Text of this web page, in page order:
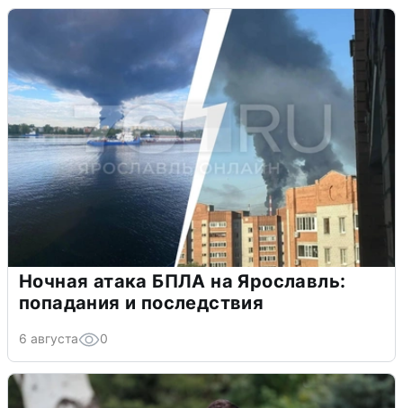
Ночная атака БПЛА на Ярославль:
попадания и последствия
6 августа 0